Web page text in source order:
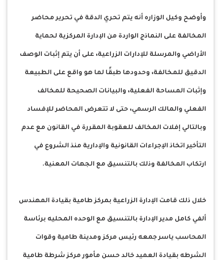
وأوضح وكيل الوزاره أنه يتم تحري الدقة في تحرير محاضر
المخالفة على النماذج الواردة من الإدارة المركزية لحماية
الأراضي والمرسلة للإدارات الزراعية، على أن يتم إثبات الوصف
الدقيق للمخالفة، وحدودها طبقًا لما هو واقع على الطبيعة
وإثبات المساحة الفعلية، والبيانات الصحيحة للمخالف
الفعلي والمالك الرسمي، حتى لا تتعرض المحاضر للإفساد
وبالتالي إفلات المخالف للعقوبة المقررة في القانون مع عدم
التأخير اتخاذ الإجراءات القانونية والإدارية منذ الشروع في
ارتكاب المخالفة وذلك بالتنسيق مع الجهات المعنية.
خلال ذلك قامت الإدارة الزراعية بمركز طامية بقيادة المهندس
ألفي كامل مدير الإدارة بالتنسيق مع الوحده المحليه برئاسة
المحاسب ياسر جمعه رئيس مركز ومدينة طامية وقوات
الشرطه بقيادة العميد خالد حسن مأمور مركز شرطة طامية